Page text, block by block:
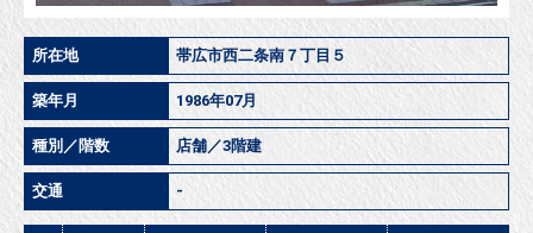
所在地 帯広市西二条南７丁目５
築年月 1986年07月
種別／階数 店舗／3階建
交通 -